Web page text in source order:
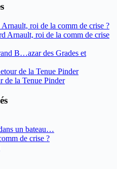
roi de la comm de crise ?
Arnault, roi de la comm de crise
B…azar des Grades et
de la Tenue Pinder
de la Tenue Pinder
un bateau…
de crise ?